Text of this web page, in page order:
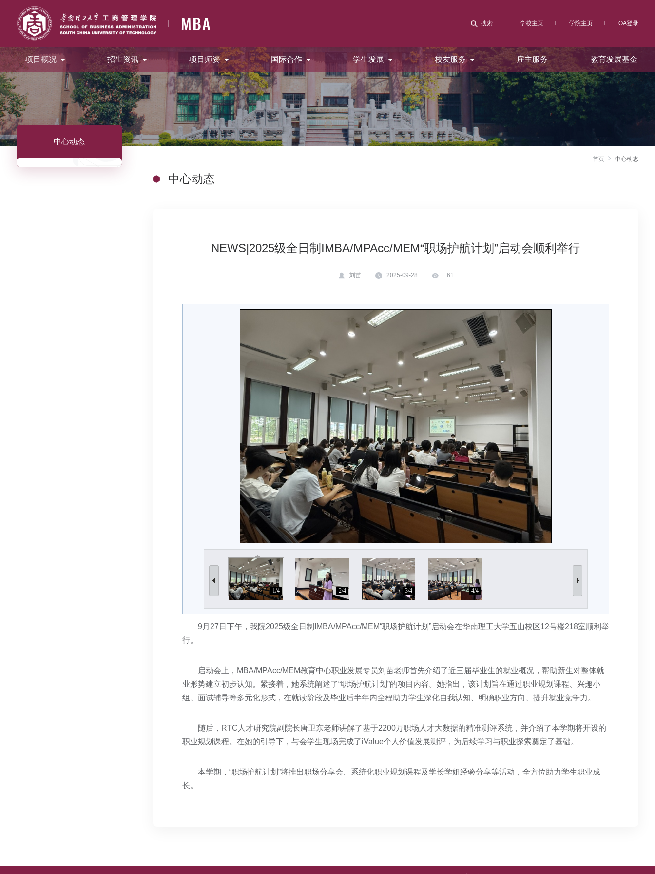
MBA 搜索 学校主页 学院主页 OA登录
项目概况 招生资讯 项目师资 国际合作 学生发展 校友服务 雇主服务 教育发展基金
中心动态
首页 中心动态
中心动态
NEWS|2025级全日制IMBA/MPAcc/MEM“职场护航计划”启动会顺利举行
刘苗 2025-09-28 61
1/4 2/4 3/4 4/4
9月27日下午，我院2025级全日制IMBA/MPAcc/MEM“职场护航计划”启动会在华南理工大学五山校区12号楼218室顺利举
行。
启动会上，MBA/MPAcc/MEM教育中心职业发展专员刘苗老师首先介绍了近三届毕业生的就业概况，帮助新生对整体就
业形势建立初步认知。紧接着，她系统阐述了“职场护航计划”的项目内容。她指出，该计划旨在通过职业规划课程、兴趣小
组、面试辅导等多元化形式，在就读阶段及毕业后半年内全程助力学生深化自我认知、明确职业方向、提升就业竞争力。
随后，RTC人才研究院副院长唐卫东老师讲解了基于2200万职场人才大数据的精准测评系统，并介绍了本学期将开设的
职业规划课程。在她的引导下，与会学生现场完成了iValue个人价值发展测评，为后续学习与职业探索奠定了基础。
本学期，“职场护航计划”将推出职场分享会、系统化职业规划课程及学长学姐经验分享等活动，全方位助力学生职业成
长。